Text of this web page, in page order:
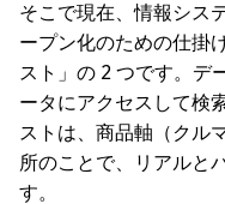
そこで現在、情報シス
ープン化のための仕掛
スト」の 2 つです。デ
ータにアクセスして検
ストは、商品軸（クル
所のことで、リアルと
す。